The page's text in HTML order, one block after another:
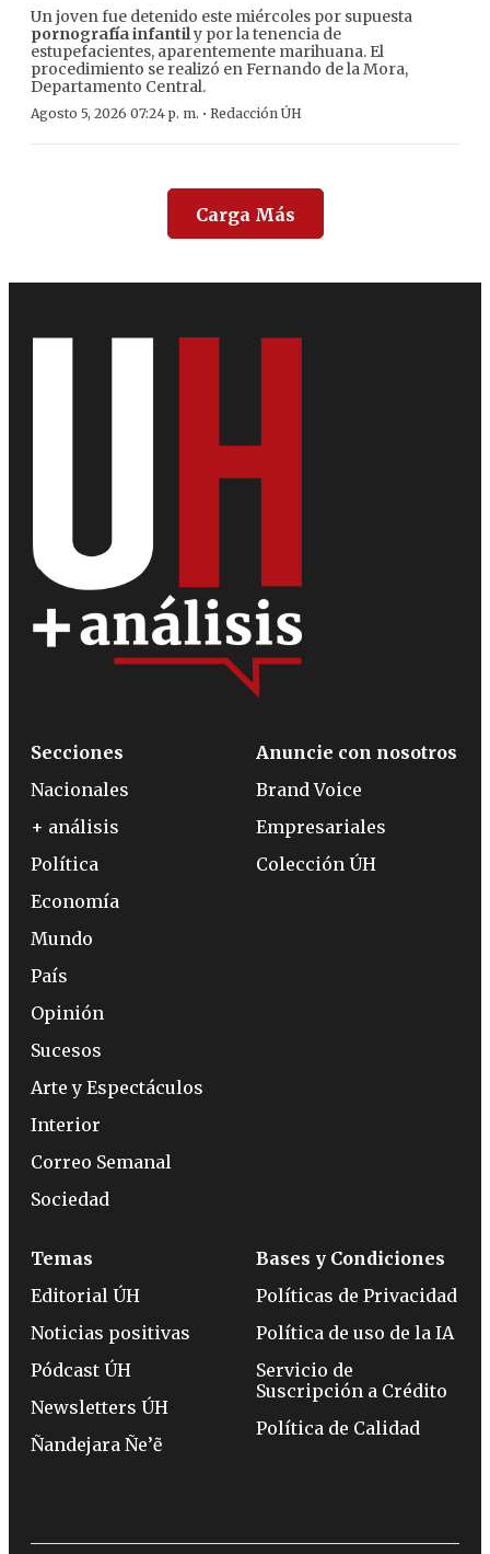
Un joven fue detenido este miércoles por supuesta
pornografía infantily por la tenencia de
estupefacientes, aparentemente marihuana. El
procedimiento se realizó en Fernando de la Mora,
Departamento Central.
Agosto 5, 2026 07:24 p. m. · Redacción ÚH
Carga Más
Secciones
Nacionales
+ análisis
Política
Economía
Mundo
País
Opinión
Sucesos
Arte y Espectáculos
Interior
Correo Semanal
Sociedad
Anuncie con nosotros
Brand Voice
Empresariales
Colección ÚH
Temas
Editorial ÚH
Noticias positivas
Pódcast ÚH
Newsletters ÚH
Ñandejara Ñe’ẽ
Bases y Condiciones
Políticas de Privacidad
Política de uso de la IA
Servicio de
Suscripción a Crédito
Política de Calidad